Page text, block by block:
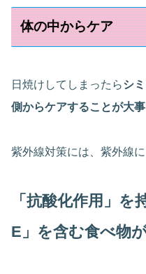
体の中からケア
日焼けしてしまったらシ
側からケアすることが大事
紫外線対策には、紫外線
「抗酸化作用」を
E」を含む食べ物